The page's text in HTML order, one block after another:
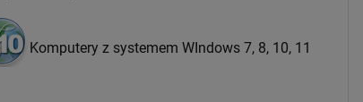
Komputery z systemem WIndows 7, 8, 10, 11